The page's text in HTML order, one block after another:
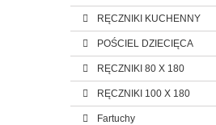
RĘCZNIKI KUCHENNY
POŚCIEL DZIECIĘCA
RĘCZNIKI 80 X 180
RĘCZNIKI 100 X 180
Fartuchy